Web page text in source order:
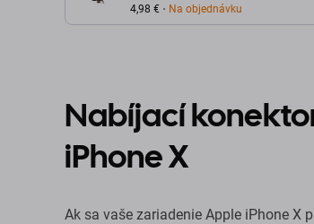
(Silver)
4,98 € Na objednávku
Nabíjací
iPhone X
Ak sa vaše zariadenie Apple iPhone X